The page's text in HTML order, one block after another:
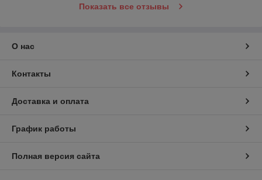
Показать все отзывы
О нас
Контакты
Доставка и оплата
График работы
Полная версия сайта